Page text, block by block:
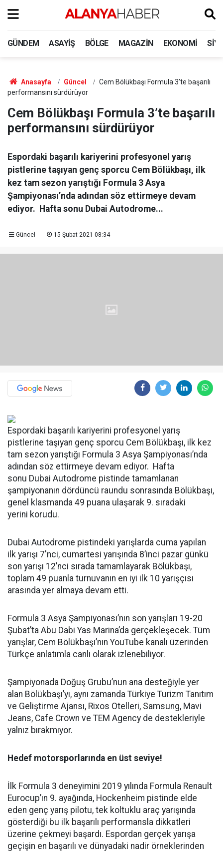
GÜNDEM ASAYIŞ BÖLGE MAGAZIN EKONOMI
Anasayfa Güncel
Cem Bölükbaşı Formula 3’te başarılı
performansını sürdürüyor
Cem Bölükbaşı Formula 3’te başarılı
performansını sürdürüyor
Espordaki başarılı kariyerini profesyonel yarış
pistlerine taşıyan genç sporcu Cem Bölükbaşı, ilk
kez tam sezon yarıştığı Formula 3 Asya
Şampiyonası’nda adından söz ettirmeye devam
ediyor. Hafta sonu Dubai Autodrome...
Güncel 15 Şubat 2021 08:34
Espordaki başarılı kariyerini profesyonel yarış
pistlerine taşıyan genç sporcu Cem Bölükbaşı, ilk kez
tam sezon yarıştığı Formula 3 Asya Şampiyonası’nda
adından söz ettirmeye devam ediyor. Hafta
sonu Dubai Autodrome pistinde tamamlanan
şampiyonanın dördüncü raundu sonrasında Bölükbaşı,
genel klasmanda 49 puana ulaşarak 9. sıradaki
yerini korudu.
Dubai Autodrome pistindeki yarışlarda cuma yapılan
ilk yarışı 7'nci, cumartesi yarışında 8’inci pazar günkü
son yarışı 12’nci sırada tamamlayarak Bölükbaşı,
toplam 49 puanla turnuvanın en iyi ilk 10 yarışçısı
arasında yer almaya devam etti.
Formula 3 Asya Şampiyonası’nın son yarışları 19-20
Şubat’ta Abu Dabi Yas Marina’da gerçekleşecek. Tüm
yarışlar, Cem Bölükbaşı’nın YouTube kanalı üzerinden
Türkçe anlatımla canlı olarak izlenebiliyor.
Şampiyonada Doğuş Grubu’nun ana desteğiyle yer
alan Bölükbaşı’yı, aynı zamanda Türkiye Turizm Tanıtım
ve Geliştirme Ajansı, Rixos Otelleri, Samsung, Mavi
Jeans, Cafe Crown ve TEM Agency de destekleriyle
yalnız bırakmıyor.
Hedef motorsporlarında en üst seviye!
İlk Formula 3 deneyimini 2019 yılında Formula Renault
Eurocup’ın 9. ayağında, Hockenheim pistinde elde
eden genç yarış pilotu, tek koltuklu araç yarışında
gösterdiği bu ilk başarılı performansla dikkatleri
üzerine çekmeyi başardı. Espordan gerçek yarışa
geçişin en başarılı ve dünyadaki nadir örneklerinden